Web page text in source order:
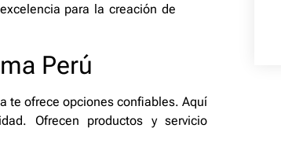
para la creación de
Perú
te ofrece opciones confiables. Aquí
Ofrecen productos y servicio